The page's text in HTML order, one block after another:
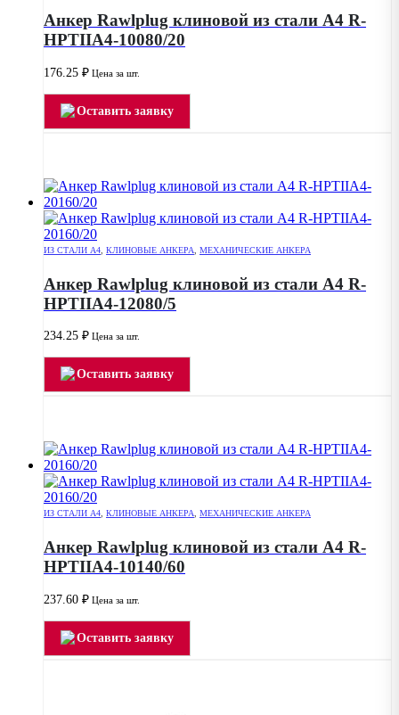
Анкер Rawlplug клиновой из стали А4 R-
HPTIIA4-10080/20
176.25 ₽ Цена за шт.
Оставить заявку
ИЗ СТАЛИ А4 КЛИНОВЫЕ АНКЕРА МЕХАНИЧЕСКИЕ АНКЕРА
Анкер Rawlplug клиновой из стали А4 R-
HPTIIA4-12080/5
234.25 ₽ Цена за шт.
Оставить заявку
ИЗ СТАЛИ А4, КЛИНОВЫЕ АНКЕРА, МЕХАНИЧЕСКИЕ АНКЕРА
Анкер Rawlplug клиновой из стали А4 R-
HPTIIA4-10140/60
237.60 ₽ Цена за шт.
Оставить заявку